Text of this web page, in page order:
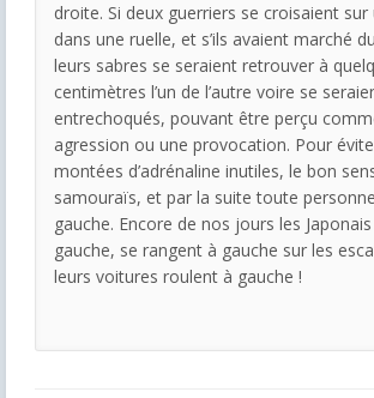
droite. Si deux guerriers se croisaient
dans une ruelle, et s’ils avaient marché
leurs sabres se seraient retrouver à
centimètres l’un de l’autre voire se
entrechoqués, pouvant être perçu
agression ou une provocation. Pour
montées d’adrénaline inutiles, le bon
samouraïs, et par la suite toute
gauche. Encore de nos jours les
gauche, se rangent à gauche sur les
leurs voitures roulent à gauche !